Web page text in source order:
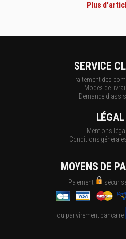
Plus
SERVICE
Traitement des
Modes de
Demande
LÉGAL
Mentions
Conditions
MOYENS DE
Paiement
ou par virement bancaire